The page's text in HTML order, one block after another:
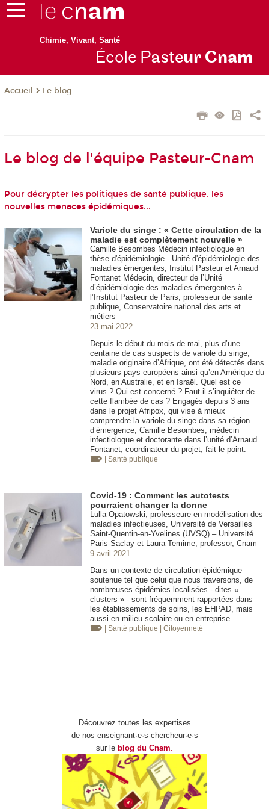
Chimie, Vivant, Santé
École Pasteur Cnam
Accueil Le blog
Le blog de l'équipe Pasteur-Cnam
Pour décrypter les politiques de santé publique, les
nouvelles menaces épidémiques...
Variole du singe : « Cette circulation de la
maladie est complètement nouvelle »
Camille Besombes Médecin infectiologue en
thèse d'épidémiologie - Unité d'épidémiologie des
maladies émergentes, Institut Pasteur et Arnaud
Fontanet Médecin, directeur de l’Unité
d’épidémiologie des maladies émergentes à
l’Institut Pasteur de Paris, professeur de santé
publique, Conservatoire national des arts et
métiers
23 mai 2022
Depuis le début du mois de mai, plus d’une
centaine de cas suspects de variole du singe,
maladie originaire d’Afrique, ont été détectés dans
plusieurs pays européens ainsi qu’en Amérique du
Nord, en Australie, et en Israël. Quel est ce
virus ? Qui est concerné ? Faut-il s’inquiéter de
cette flambée de cas ? Engagés depuis 3 ans
dans le projet Afripox, qui vise à mieux
comprendre la variole du singe dans sa région
d’émergence, Camille Besombes, médecin
infectiologue et doctorante dans l’unité d’Arnaud
Fontanet, coordinateur du projet, fait le point.
| Santé publique
Covid-19 : Comment les autotests
pourraient changer la donne
Lulla Opatowski, professeure en modélisation des
maladies infectieuses, Université de Versailles
Saint-Quentin-en-Yvelines (UVSQ) – Université
Paris-Saclay et Laura Temime, professor, Cnam
9 avril 2021
Dans un contexte de circulation épidémique
soutenue tel que celui que nous traversons, de
nombreuses épidémies localisées - dites «
clusters » - sont fréquemment rapportées dans
les établissements de soins, les EHPAD, mais
aussi en milieu scolaire ou en entreprise.
| Santé publique | Citoyenneté
Découvrez toutes les expertises
de nos enseignant·e·s-chercheur·e·s
sur le blog du Cnam.